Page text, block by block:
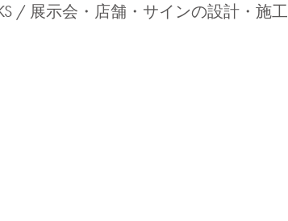
/ 展示会・店舗・サインの設計・施工